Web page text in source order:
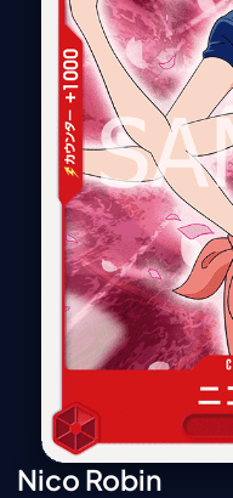
Nico Robin